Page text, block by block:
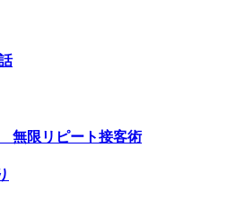
無限リピート接客術